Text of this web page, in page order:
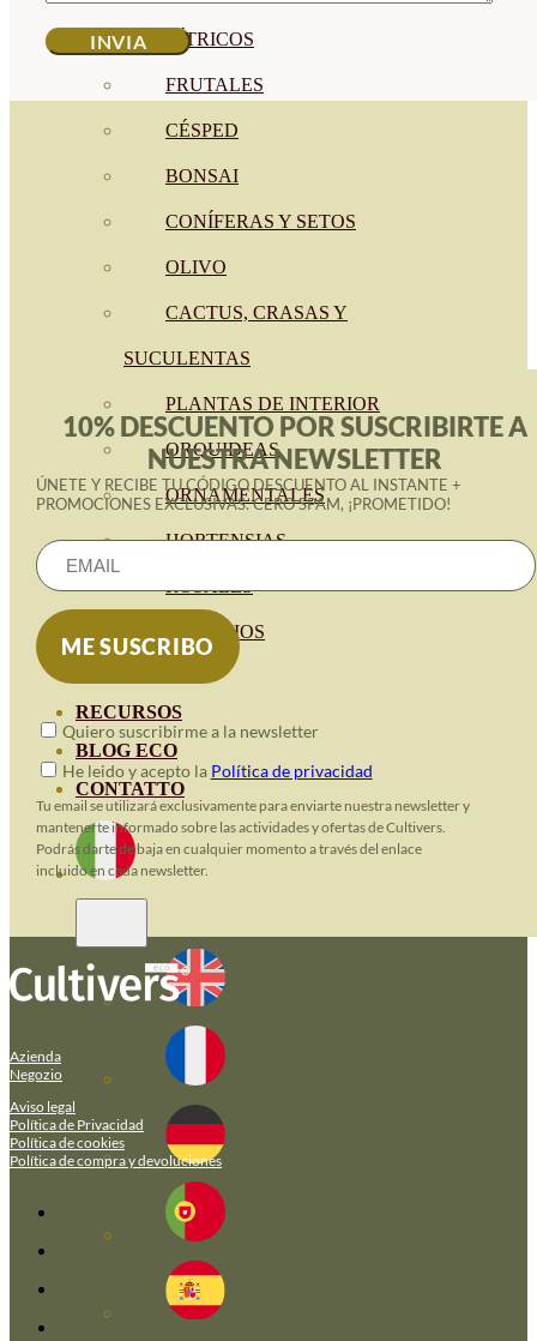
CÍTRICOS
FRUTALES
CÉSPED
BONSAI
CONÍFERAS Y SETOS
OLIVO
CACTUS, CRASAS Y
SUCULENTAS
PLANTAS DE INTERIOR
ORQUIDEAS
ORNAMENTALES
HORTENSIAS
ROSALES
GERANIOS
RECURSOS
BLOG ECO
CONTATTO
10% DESCUENTO POR SUSCRIBIRTE A
NUESTRA NEWSLETTER
ÚNETE Y RECIBE TU CÓDIGO DESCUENTO AL INSTANTE +
PROMOCIONES EXCLUSIVAS. CERO SPAM, ¡PROMETIDO!
Quiero suscribirme a la newsletter
He leido y acepto la Política de privacidad
Tu email se utilizará exclusivamente para enviarte nuestra newsletter y
mantenerte informado sobre las actividades y ofertas de Cultivers.
Podrás darte de baja en cualquier momento a través del enlace
incluido en cada newsletter.
Azienda
Negozio
Aviso legal
Política de Privacidad
Política de cookies
Política de compra y devoluciones